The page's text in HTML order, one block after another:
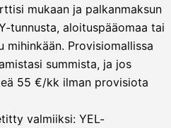
mukaan ja palkanmaksun
tunnusta, aloituspääomaa tai
Provisiomallissa
summista, ja jos
55 €/kk ilman provisiota
valmiiksi: YEL-